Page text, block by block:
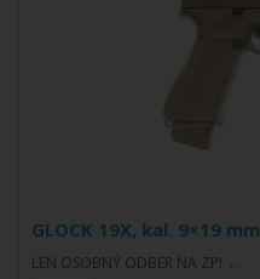
GLOCK 19X, kal. 9×19 mm
LEN OSOBNÝ ODBER NA ZP! ..